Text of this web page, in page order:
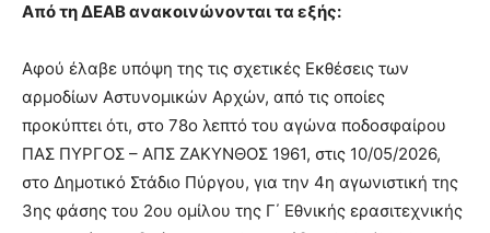
Από τη ΔΕΑΒ ανακοινώνονται τα εξής:
Αφού έλαβε υπόψη της τις σχετικές Εκθέσεις των
αρμοδίων Αστυνομικών Αρχών, από τις οποίες
προκύπτει ότι, στο 78ο λεπτό του αγώνα ποδοσφαίρου
ΠΑΣ ΠΥΡΓΟΣ – ΑΠΣ ΖΑΚΥΝΘΟΣ 1961, στις 10/05/2026,
στο Δημοτικό Στάδιο Πύργου, για την 4η αγωνιστική της
3ης φάσης του 2ου ομίλου της Γ΄ Εθνικής ερασιτεχνικής